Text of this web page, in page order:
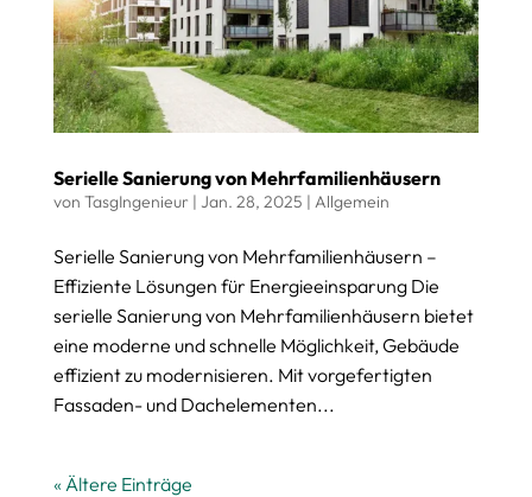
Serielle Sanierung von Mehrfamilienhäusern
von TasgIngenieur | Jan. 28, 2025 | Allgemein
Serielle Sanierung von Mehrfamilienhäusern –
Effiziente Lösungen für Energieeinsparung Die
serielle Sanierung von Mehrfamilienhäusern bietet
eine moderne und schnelle Möglichkeit, Gebäude
effizient zu modernisieren. Mit vorgefertigten
Fassaden- und Dachelementen...
« Ältere Einträge